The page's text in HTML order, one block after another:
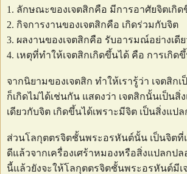
1. ลักษณะของเจตสิกคือ มีการอาศัยจิตเกิด
2. กิจการงานของเจตสิกคือ เกิดร่วมกับจิต
3. ผลงานของเจตสิกคือ รับอารมณ์อย่างเดี
4. เหตุที่ทำให้เจตสิกเกิดขึ้นได้ คือ การเกิด
จากนิยามของเจตสิก ทำให้เรารู้ว่า เจตสิ
ก็เกิดไม่ได้เช่นกัน แสดงว่า เจตสิกนั้นเป็น
เดียวกับจิต เกิดขึ้นได้เพราะมีจิต เป็นสิ่งแ
ส่วนโลกุตตรจิตชั้นพระอรหันต์นั้น เป็นจิต
ดีแล้วจากเครื่องเศร้าหมองหรือสิ่งแปลก
นี้แล้วยังจะให้โลกุตตรจิตชั้นพระอรหันต์มีเ